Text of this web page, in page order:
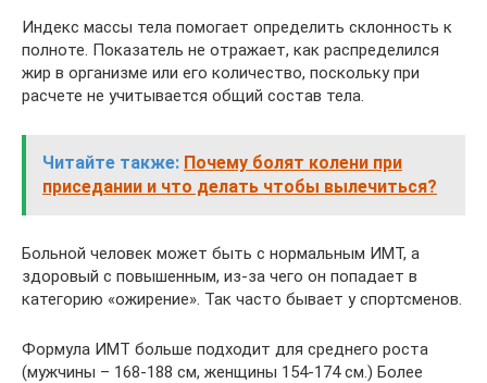
Индекс массы тела помогает определить склонность к
полноте. Показатель не отражает, как распределился
жир в организме или его количество, поскольку при
расчете не учитывается общий состав тела.
Читайте также: Почему болят колени при
приседании и что делать чтобы вылечиться?
Больной человек может быть с нормальным ИМТ, а
здоровый с повышенным, из-за чего он попадает в
категорию «ожирение». Так часто бывает у спортсменов.
Формула ИМТ больше подходит для среднего роста
(мужчины – 168-188 см, женщины 154-174 см.) Более